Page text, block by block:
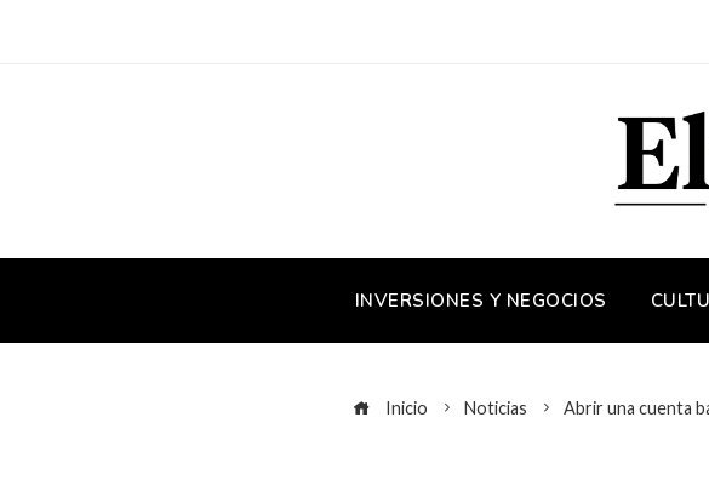
INVERSIONES Y NEGOCIOS
Inicio Noticias Abrir una cuenta